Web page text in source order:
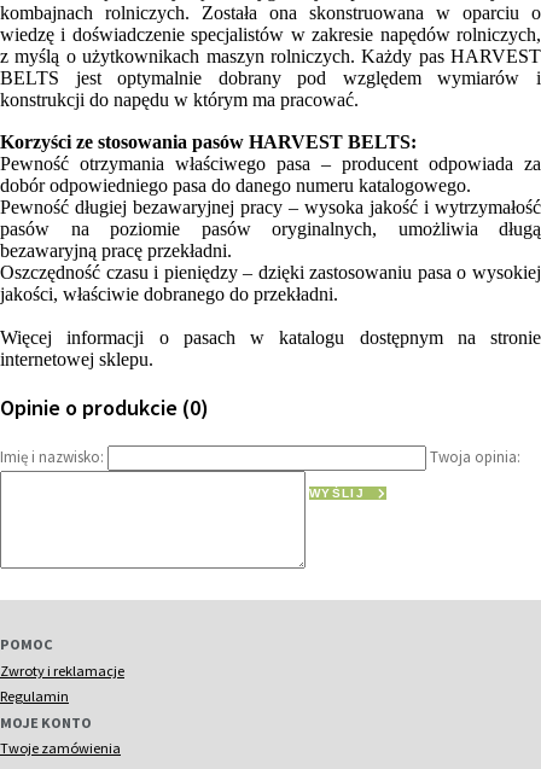
kombajnach rolniczych. Została ona skonstruowana w oparciu o
wiedzę i doświadczenie specjalistów w zakresie napędów rolniczych,
z myślą o użytkownikach maszyn rolniczych. Każdy pas HARVEST
BELTS jest optymalnie dobrany pod względem wymiarów i
konstrukcji do napędu w którym ma pracować.
Korzyści ze stosowania pasów HARVEST BELTS:
Pewność otrzymania właściwego pasa – producent odpowiada za
dobór odpowiedniego pasa do danego numeru katalogowego.
Pewność długiej bezawaryjnej pracy – wysoka jakość i wytrzymałość
pasów na poziomie pasów oryginalnych, umożliwia długą
bezawaryjną pracę przekładni.
Oszczędność czasu i pieniędzy – dzięki zastosowaniu pasa o wysokiej
jakości, właściwie dobranego do przekładni.
Więcej informacji o pasach w katalogu dostępnym na stronie
internetowej sklepu.
Opinie o produkcie (0)
Imię i nazwisko: Twoja opinia:
WYŚLIJ
POMOC
Zwroty i reklamacje
Regulamin
MOJE KONTO
Twoje zamówienia